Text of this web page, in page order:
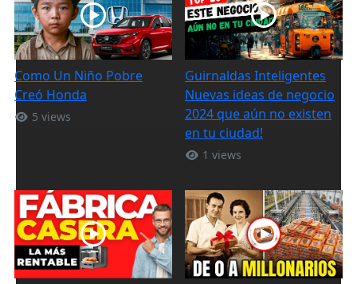
Como Un Niño Pobre
Creó Honda
5 views
Guirnaldas Inteligentes
Nuevas ideas de negocio
2024 que aún no existen
en tu ciudad!
1 views